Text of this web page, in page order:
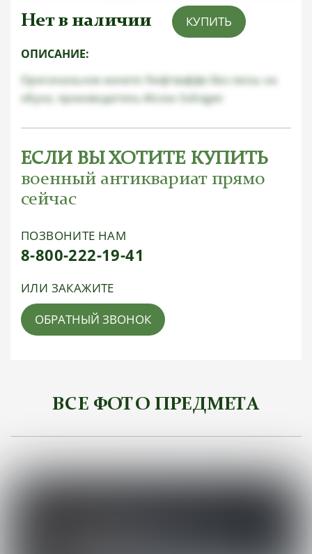
Нет в наличии КУПИТЬ
ОПИСАНИЕ:
Оригинальное мачете Люфтваффе без пилы на
обухе, производитель Alcoso Solingen
ЕСЛИ ВЫ ХОТИТЕ КУПИТЬ
военный антиквариат прямо
сейчас
ПОЗВОНИТЕ НАМ
8-800-222-19-41
ИЛИ ЗАКАЖИТЕ
ОБРАТНЫЙ ЗВОНОК
ВСЕ ФОТО ПРЕДМЕТА